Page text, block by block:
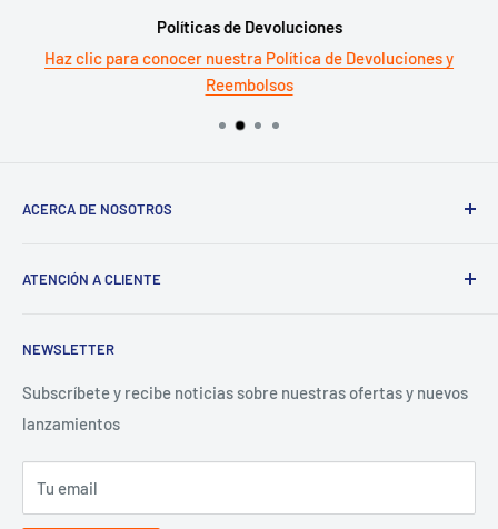
Políticas de Devoluciones
Haz clic para conocer nuestra Política de Devoluciones y
Reembolsos
ACERCA DE NOSOTROS
Política de reembolso
ATENCIÓN A CLIENTE
Términos y Condiciones
Aviso de Privacidad
Contacto para proveedores
NEWSLETTER
Subscríbete y recibe noticias sobre nuestras ofertas y nuevos
lanzamientos
Tu email